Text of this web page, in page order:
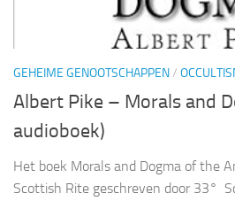
GEHEIME GENOOTSCHAPPEN/
Albert Pike – Morals and
audioboek)
Het boek Morals and Dogma of the
Scottish Rite geschreven door 33°